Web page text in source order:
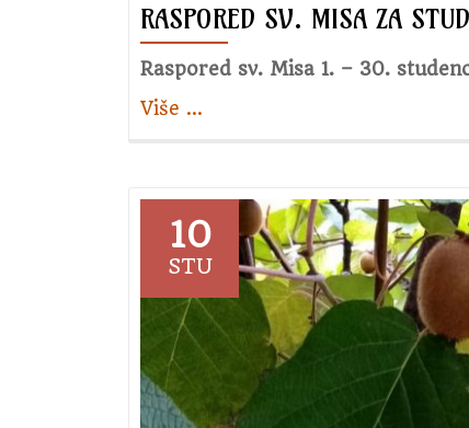
RASPORED SV. MISA ZA
Raspored sv. Misa 1. – 30.
Više about
za
studeni
2021.
…
10
STU